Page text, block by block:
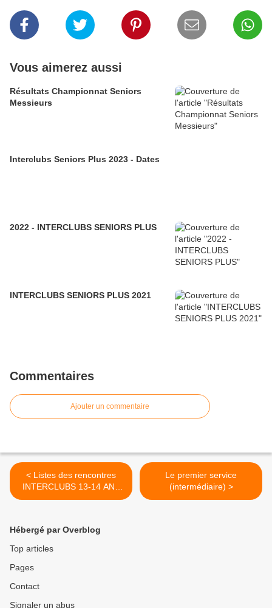
Vous aimerez aussi
Résultats Championnat Seniors
Messieurs
Interclubs Seniors Plus 2023 - Dates
2022 - INTERCLUBS SENIORS PLUS
INTERCLUBS SENIORS PLUS 2021
Commentaires
Ajouter un commentaire
< Listes des rencontres
INTERCLUBS 13-14 ANS
SAISON 2020
Le premier service
(intermédiaire) >
Hébergé par Overblog
Top articles
Pages
Contact
Signaler un abus